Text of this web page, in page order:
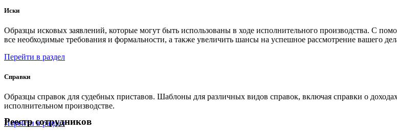
Иски
Образцы исковых заявлений, которые могут быть использованы в ходе исполнительного производства. С
все необходимые требования и формальности, а также увеличить шансы на успешное рассмотрение вашего
Перейти в раздел
Справки
Образцы справок для судебных приставов. Шаблоны для различных видов справок, включая справки о
исполнительном производстве.
Перейти в раздел
Реестр сотрудников